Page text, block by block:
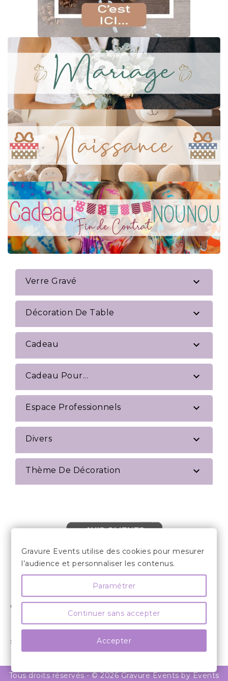
Verre Gravé 
Décoration De Table 
Cadeau 
Cadeau Pour... 
Espace Professionnels 
Divers 
Thème De Décoration 
AVIS CLIENTS
LES INFORMATIONS
COMPTE CLIENT
INFORMATIONS 
» SUIVEZ NOUS
Tous droits réservés - © 2026 Gravure Events by Events
Gravure Events utilise des cookies pour mesurer
l’audience et personnaliser les contenus.
Paramétrer
Continuer sans accepter
Accepter